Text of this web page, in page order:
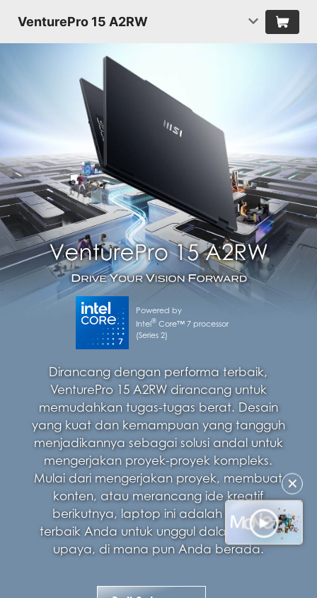
VenturePro 15 A2RW
✕
Powered by
Intel®Core™ 7 processor
(Series 2)
Dirancang dengan performa terbaik,
VenturePro 15 A2RW dirancang untuk
memudahkan tugas-tugas berat. Desain
yang kuat dan kemampuan yang tangguh
menjadikannya sebagai solusi andal untuk
mengerjakan proyek-proyek kompleks.
Mulai dari mengerjakan proyek, membuat
konten, atau merancang ide kreatif
berikutnya, laptop ini adalah teman
terbaik Anda untuk unggul dalam setiap
upaya, di mana pun Anda berada.